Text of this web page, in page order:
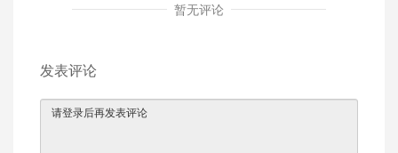
暂无评论
发表评论